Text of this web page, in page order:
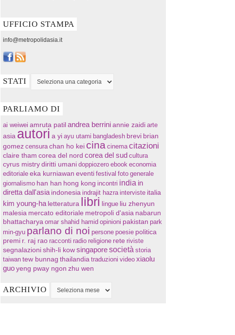
UFFICIO STAMPA
info@metropolidasia.it
STATI
PARLIAMO DI
ai weiwei amruta patil andrea berriniannie zaidi arte
asia autori a yi ayu utami bangladesh brevi brian
gomez censura chan ho kei cina cinema citazioni
claire tham corea del nord corea del sud cultura
cyrus mistry diritti umani doppiozero ebook economia
editoriale eka kurniawan eventi festival foto generale
giornalismo han han hong kong incontri india in
diretta dall'asia indonesia indrajit hazra interviste italia
kim young-ha letteratura libri lingue liu zhenyun
malesia mercato editoriale metropoli d'asia nabarun
bhattacharya omar shahid hamid opinioni pakistan park
min-gyu parlano di noi persone poesie politica
premi r. raj rao racconti radio religione rete riviste
segnalazioni shih-li kow singaporesocietà storia
taiwan tew bunnag thailandia traduzioni video xiaolu
guoyeng pway ngon zhu wen
ARCHIVIO